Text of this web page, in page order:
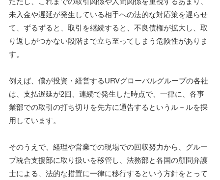
未入金や遅延が発生している相手への法的な対応策を遅らせ
て、ずるずると、取引を継続すると、不良債権が拡大し、取
り返しがつかない段階まで立ち至ってしまう危険性がありま
す。
例えば、僕が投資・経営するURVグローバルグループの各社
は、支払遅延が2回、連続で発生した時点で、一律に、各事
業部での取引の打ち切りを先方に通告するというル－ルを採
用しています。
そのうえで、経理や営業での現場での回収努力から、グルー
プ統合支援部に取り扱いを移管し、法務部と各国の顧問弁護
士による、法的な措置に一律に移行するという方針をとって